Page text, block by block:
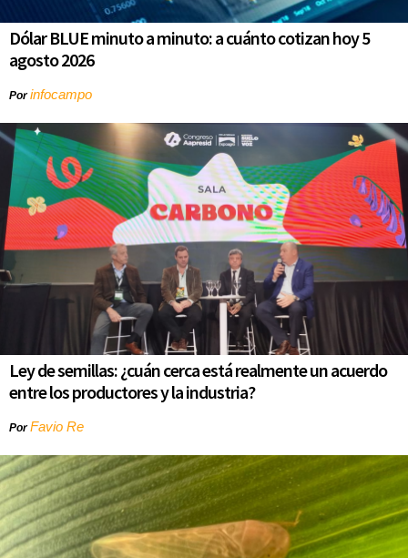
Dólar BLUE minuto a minuto: a cuánto cotizan hoy 5
agosto 2026
Porinfocampo
Ley de semillas: ¿cuán cerca está realmente un acuerdo
entre los productores y la industria?
PorFavio Re